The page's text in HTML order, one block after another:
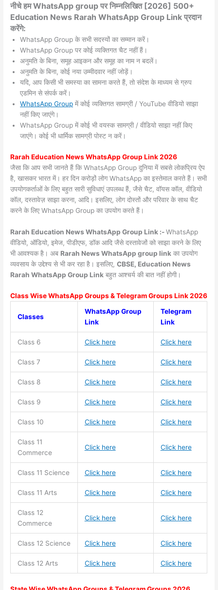
नीचे हम WhatsApp group पर निम्नलिखित [2026] 500+
Education News Rarah WhatsApp Group Link प्रदान
करेंगे:
WhatsApp Group के सभी सदस्यों का सम्मान करें।
WhatsApp Group पर कोई व्यक्तिगत चैट नहीं हैं।
अनुमति के बिना, समूह आइकन और समूह का नाम न बदलें।
अनुमति के बिना, कोई नया उम्मीदवार नहीं जोड़ें।
यदि, आप किसी भी समस्या का सामना करते हैं, तो संदेश के माध्यम से ग्रुप
एडमिन से संपर्क करें।
WhatsApp Group में कोई व्यक्तिगत सामग्री / YouTube वीडियो साझा
नहीं किए जाएंगे।
WhatsApp Group में कोई भी वयस्क सामग्री / वीडियो साझा नहीं किए
जाएंगे। कोई भी धार्मिक सामग्री पोस्ट न करें।
RarahEducation News WhatsApp Group Link 2026
जैसा कि आप सभी जानते हैं कि WhatsApp Group दुनिया में सबसे लोकप्रिय ऐप
है, खासकर भारत में। हर दिन करोड़ों लोग WhatsApp का इस्तेमाल करते हैं। सभी
उपयोगकर्ताओं के लिए बहुत सारी सुविधाएं उपलब्ध हैं, जैसे चैट, वॉयस कॉल, वीडियो
कॉल, दस्तावेज़ साझा करना, आदि। इसलिए, लोग दोस्तों और परिवार के साथ चैट
करने के लिए WhatsApp Group का उपयोग करते हैं।
Rarah Education News WhatsApp Group Link :-WhatsApp
वीडियो, ऑडियो, इमेज, पीडीएफ, डॉक आदि जैसे दस्तावेजों को साझा करने के लिए
भी आवश्यक है। अब Rarah NewsWhatsApp group link का उपयोग
व्यवसाय के उद्देश्य से भी कर रहा है। इसलिए,CBSE, Education News
Rarah WhatsApp Group Link बहुत आश्चर्य की बात नहीं होगी।
Class Wise WhatsApp Groups & Telegram Groups Link 2026
Classes
WhatsApp Group
Link
Telegram
Link
Class 6 Click here Click here
Class 7 Click here Click here
Class 8 Click here Click here
Class 9 Click here Click here
Class 10 Click here Click here
Class 11
Commerce
Click here Click here
Class 11 Science Click here Click here
Class 11 Arts Click here Click here
Class 12
Commerce
Click here Click here
Class 12 Science Click here Click here
Class 12 Arts Click here Click here